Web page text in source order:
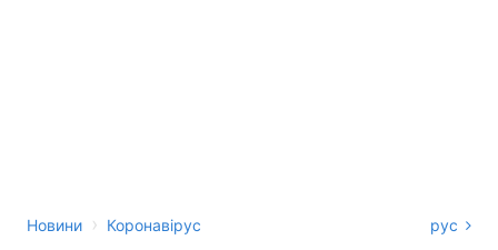
Новини › Коронавірус рус